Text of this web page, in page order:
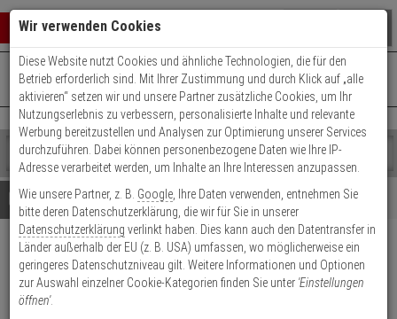
Warenkorb schließen
0 ARTIKEL IM WARENKORB
Ihr Warenkorb ist momentan leer.
Ergebnisse ()
Fertig
Shop
durchsuchen
Bitte
geben
Sie
mindestens
Zeichen
ein,
um
Es
wurde
noch
Kategorien
Suche
gestartet
+49 (0)821 899 493-0Mo. - Do.: 8:00 - 16:30 | Fr.: 8:00 - 14:00 Uhr
Kontaktservice nutzen
Details Beratung
IKON Zylinderabdeckung 1087
F2
Wir verwenden Cookies
Diese Website nutzt Cookies und ähnliche Technologien, die für den
Betrieb erforderlich sind. Mit Ihrer Zustimmung und durch Klick auf „alle
aktivieren“ setzen wir und unsere Partner zusätzliche Cookies, um Ihr
Nutzungserlebnis zu verbessern, personalisierte Inhalte und relevante
Werbung bereitzustellen und Analysen zur Optimierung unserer Services
durchzuführen. Dabei können personenbezogene Daten wie Ihre IP-
Adresse verarbeitet werden, um Inhalte an Ihre Interessen anzupassen.
Wie unsere Partner, z. B. Google , Ihre Daten verwenden, entnehmen Sie
bitte deren Datenschutzerklärung, die wir für Sie in unserer
Datenschutzerklärung verlinkt haben. Dies kann auch den Datentransfer in
Länder außerhalb der EU (z. B. USA) umfassen, wo möglicherweise ein
geringeres Datenschutzniveau gilt. Weitere Informationen und Optionen
zur Auswahl einzelner Cookie-Kategorien finden Sie unter 'Einstellungen
öffnen'.